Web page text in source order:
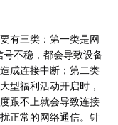
有三类：第一类是网
不稳，都会导致设备
成连接中断；第二类
型福利活动开启时，
跟不上就会导致连接
正常的网络通信。针